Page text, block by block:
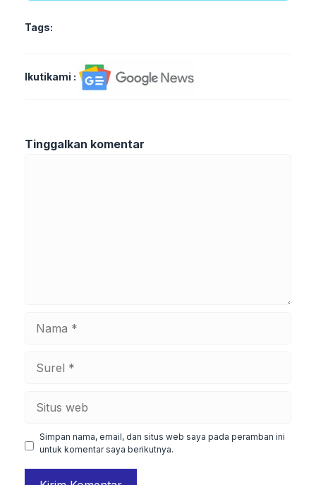
Tags:
Ikutikami :
Tinggalkan komentar
Simpan nama, email, dan situs web saya pada peramban ini
untuk komentar saya berikutnya.